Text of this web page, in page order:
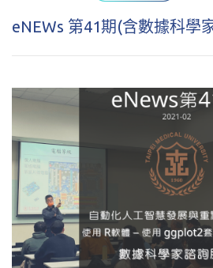
eNEWs 第41期(含數據科學